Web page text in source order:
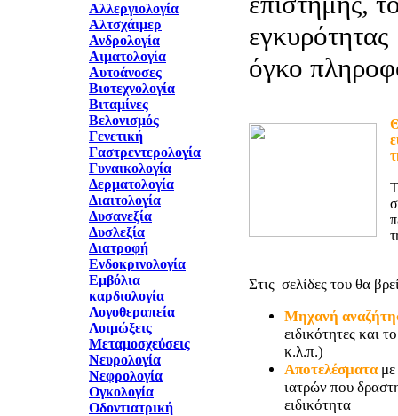
Αλλεργιολογία
Αλτσχάιμερ
Ανδρολογία
Αιματολογία
Αυτοάνοσες
Βιοτεχνολογία
Βιταμίνες
Βελονισμός
Γενετική
Γαστρεντερολογία
Γυναικολογία
Δερματολογία
Διαιτολογία
Δυσανεξία
Δυσλεξία
Διατροφή
Ενδοκρινολογία
Εμβόλια
καρδιολογία
Λογοθεραπεία
Λοιμώξεις
Μεταμοσχεύσεις
Νευρολογία
Νεφρολογία
Ογκολογία
Οδοντιατρική
όγκο
Στις σελίδες του θα
Μηχανή
ειδικότητες και
κ.λ.π.)
Αποτελέσματαμε
ιατρών που
ειδικότητα